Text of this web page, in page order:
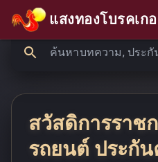
แสงทองโบรคเก
สวัสดิการราช
รถยนต์ ประกั